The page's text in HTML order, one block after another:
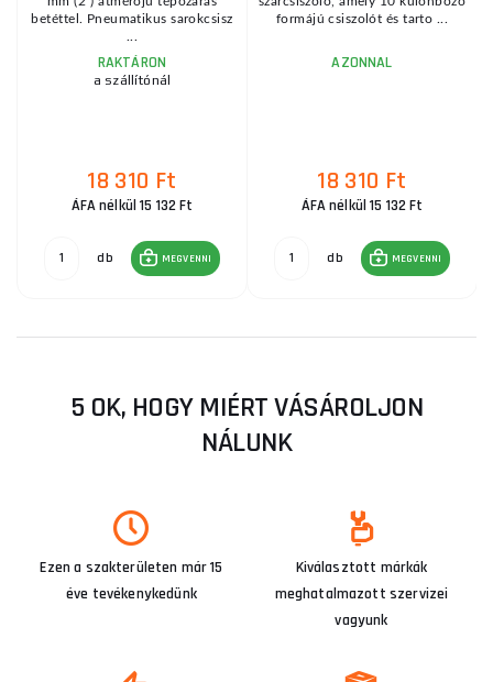
betéttel. Pneumatikus sarokcsisz
RAKTÁRON
a szállítónál
18 310 Ft
ÁFA nélkül 15 132 Ft
db MEGVENNI
formájú csiszolót és tarto ...
AZONNAL
18 310 Ft
ÁFA nélkül 15 132 Ft
db MEGVENNI
5 OK, HOGY MIÉRT VÁSÁROLJON
NÁLUNK
Ezen a szakterületen már 15
éve tevékenykedünk
Kiválasztott márkák
meghatalmazott szervizei
vagyunk